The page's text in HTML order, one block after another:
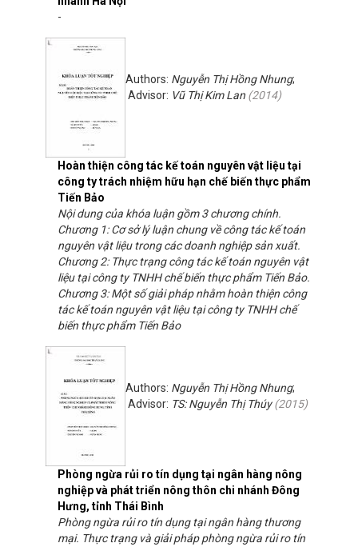
-
Hoàn thiện công tác kế toán nguyên vật liệu tại
công ty trách nhiệm hữu hạn chế biến thực phẩm
Tiến Bảo
Authors: Nguyễn Thị Hồng Nhung;
Advisor: Vũ Thị Kim Lan (2014)
Nội dung của khóa luận gồm 3 chương chính.
Chương 1: Cơ sở lý luận chung về công tác kế toán
nguyên vật liệu trong các doanh nghiệp sản xuất.
Chương 2: Thực trạng công tác kế toán nguyên vật
liệu tại công ty TNHH chế biến thực phẩm Tiến Bảo.
Chương 3: Một số giải pháp nhằm hoàn thiện công
tác kế toán nguyên vật liệu tại công ty TNHH chế
biến thực phẩm Tiến Bảo
Phòng ngừa rủi ro tín dụng tại ngân hàng nông
nghiệp và phát triển nông thôn chi nhánh Đông
Hưng, tỉnh Thái Bình
Authors: Nguyễn Thị Hồng Nhung;
Advisor: TS: Nguyễn Thị Thúy(2015)
Phòng ngừa rủi ro tín dụng tại ngân hàng thương
mại. Thực trạng và giải pháp phòng ngừa rủi ro tín